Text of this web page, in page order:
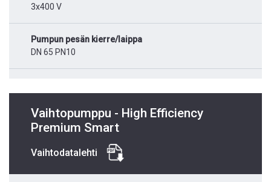
3x400 V
Pumpun pesän kierre/laippa
DN 65 PN10
Vaihtopumppu - High Efficiency
Premium Smart
Vaihtodatalehti